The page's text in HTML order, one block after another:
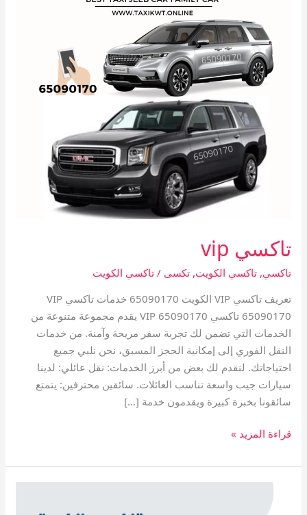
تاكسي vip
تاكسي,تاكسي الكويت,تكسى /تاكسي الكويت
تعريف تاكسي VIP الكويت 65090170 خدمات تاكسي VIP
65090170 تاكسي VIP 65090170 يقدم مجموعة متنوعة من
الخدمات التي تضمن لك تجربة سفر مريحة وآمنة. من خدمات
النقل الفوري إلى إمكانية الحجز المسبق، نحن نلبي جميع
احتياجاتك. لنقدم لك بعض من أبرز الخدمات: نقل عائلي: لدينا
سيارات جيب واسعة تناسب العائلات. سائقين محترفين: يتمتع
سائقونا بخبرة كبيرة ويقدمون خدمة […]
قراءة المزيد »
الرميثية